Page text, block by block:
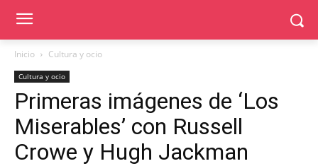
Inicio Cultura y ocio
Cultura y ocio
Primeras imágenes de ‘Los
Miserables’ con Russell
Crowe y Hugh Jackman